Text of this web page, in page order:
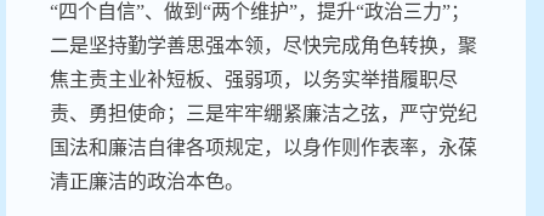
“四个自信”、做到 “两个维护”，提升“政治三力”；
二是坚持勤学善思强本领，尽快完成角色转换，聚
焦主责主业补短板、强弱项，以务实举措履职尽
责、勇担使命；三是牢牢绷紧廉洁之弦，严守党纪
国法和廉洁自律各项规定，以身作则作表率，永葆
清正廉洁的政治本色。